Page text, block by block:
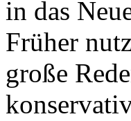
in das
Früher
große